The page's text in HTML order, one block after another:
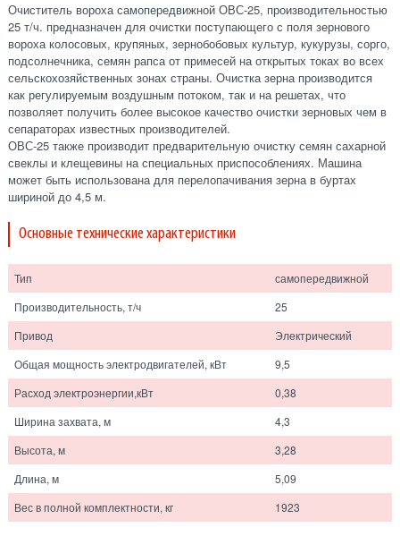
Очиститель вороха самопередвижной ОВС-25, производительностью
25 т/ч. предназначен для очистки поступающего с поля зернового
вороха колосовых, крупяных, зернобобовых культур, кукурузы, сорго,
подсолнечника, семян рапса от примесей на открытых токах во всех
сельскохозяйственных зонах страны. Очистка зерна производится
как регулируемым воздушным потоком, так и на решетах, что
позволяет получить более высокое качество очистки зерновых чем в
сепараторах известных производителей.
ОВС-25 также производит предварительную очистку семян сахарной
свеклы и клещевины на специальных приспособлениях. Машина
может быть использована для перелопачивания зерна в буртах
шириной до 4,5 м.
Основные технические характеристики
Тип
самопередвижной
Производительность, т/ч
25
Привод
Электрический
Общая мощность электродвигателей, кВт
9,5
Расход электроэнергии,кВт
0,38
Ширина захвата, м
4,3
Высота, м
3,28
Длина, м
5,09
Вес в полной комплектности, кг
1923